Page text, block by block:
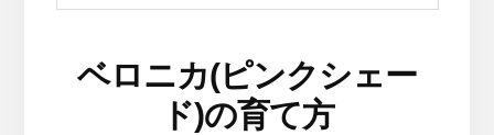
ベロニカ(ピンクシェー
ド)の育て方